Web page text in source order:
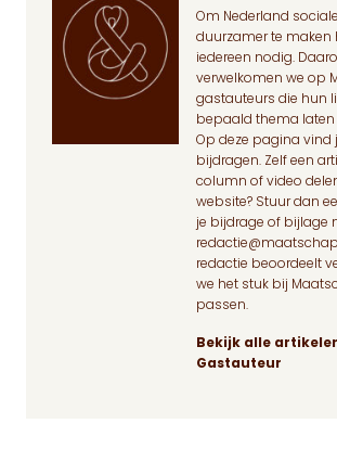
Om Nederland
duurzamer te maken
iedereen nodig.
verwelkomen we op
gastauteurs die hun
bepaald thema laten
Op deze pagina vind
bijdragen. Zelf een
column of video
website? Stuur dan
je bijdrage of bijlage
redactie beoordeelt
we het stuk bij
passen.
Bekijk alle
Gastauteur